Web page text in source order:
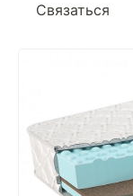
Связаться